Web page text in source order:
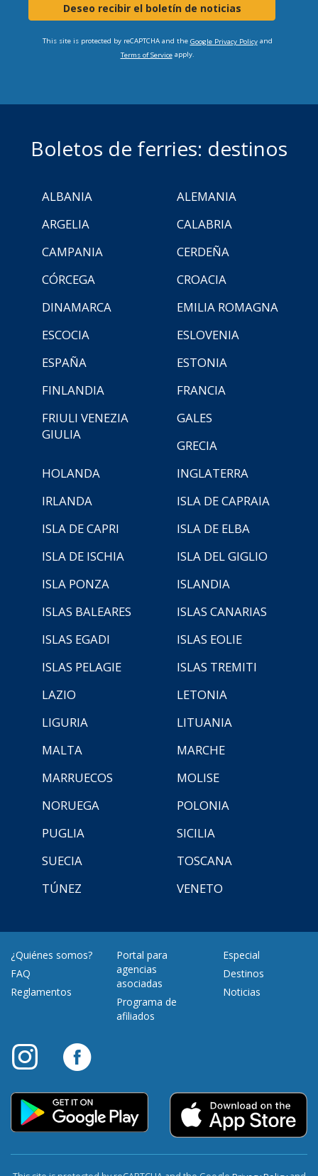
Deseo recibir el boletín de noticias
This site is protected by reCAPTCHA and the Google Privacy Policyand
Terms of Serviceapply.
Boletos de ferries: destinos
ALBANIA
ALEMANIA
ARGELIA
CALABRIA
CAMPANIA
CERDEÑA
CÓRCEGA
CROACIA
DINAMARCA
EMILIA ROMAGNA
ESCOCIA
ESLOVENIA
ESPAÑA
ESTONIA
FINLANDIA
FRANCIA
FRIULI VENEZIA
GIULIA
GALES
GRECIA
HOLANDA
INGLATERRA
IRLANDA
ISLA DE CAPRAIA
ISLA DE CAPRI
ISLA DE ELBA
ISLA DE ISCHIA
ISLA DEL GIGLIO
ISLA PONZA
ISLANDIA
ISLAS BALEARES
ISLAS CANARIAS
ISLAS EGADI
ISLAS EOLIE
ISLAS PELAGIE
ISLAS TREMITI
LAZIO
LETONIA
LIGURIA
LITUANIA
MALTA
MARCHE
MARRUECOS
MOLISE
NORUEGA
POLONIA
PUGLIA
SICILIA
SUECIA
TOSCANA
TÚNEZ
VENETO
¿Quiénes somos?
FAQ
Reglamentos
Portal para
agencias
asociadas
Programa de
afiliados
Especial
Destinos
Noticias